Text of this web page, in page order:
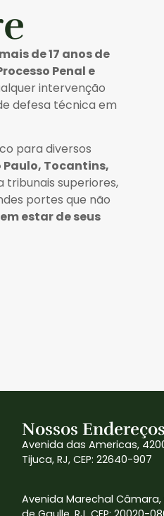
mais de 17 anos de
Penal e
intervenção
defesa técnica em
para diversos
Paulo, Tocantins,
superiores,
portes que não
estar de seus
Nossos
Avenida das Americas,
Tijuca, RJ, CEP: 22640-907
Avenida Marechal Câmara,